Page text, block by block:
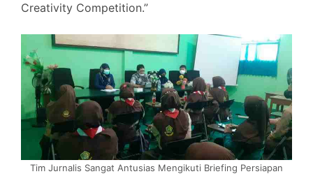
Creativity Competition.”
Tim Jurnalis Sangat Antusias Mengikuti Briefing Persiapan